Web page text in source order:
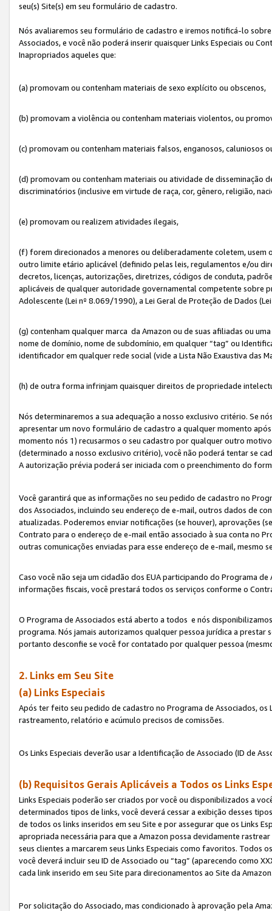
seu(s) Site(s) em seu formulário de cadastro.
Nós avaliaremos seu formulário de cadastro e iremos notificá-lo
Associados, e você não poderá inserir quaisquer Links Especiais ou
Inapropriados aqueles que:
(a) promovam ou contenham materiais de sexo explícito ou obscenos,
(b) promovam a violência ou contenham materiais violentos, ou
(c) promovam ou contenham materiais falsos, enganosos, caluniosos
(d) promovam ou contenham materiais ou atividade de disseminação
discriminatórios (inclusive em virtude de raça, cor, gênero, religião,
(e) promovam ou realizem atividades ilegais,
(f) forem direcionados a menores ou deliberadamente coletem, usem
outro limite etário aplicável (definido pelas leis, regulamentos e/ou
decretos, licenças, autorizações, diretrizes, códigos de conduta,
aplicáveis de qualquer autoridade governamental competente sobre
Adolescente (Lei nº 8.069/1990), a Lei Geral de Proteção de Dados
(g) contenham qualquer marca da Amazon ou de suas afiliadas ou
nome de domínio, nome de subdomínio, em qualquer “tag” ou
identificador em qualquer rede social (vide a Lista Não Exaustiva das
(h) de outra forma infrinjam quaisquer direitos de propriedade
Nós determinaremos a sua adequação a nosso exclusivo critério. Se
apresentar um novo formulário de cadastro a qualquer momento
momento nós 1) recusarmos o seu cadastro por qualquer outro
(determinado a nosso exclusivo critério), você não poderá tentar se
A autorização prévia poderá ser iniciada com o preenchimento do
Você garantirá que as informações no seu pedido de cadastro no
dos Associados, incluindo seu endereço de e-mail, outros dados de
atualizadas. Poderemos enviar notificações (se houver), aprovações
Contrato para o endereço de e-mail então associado à sua conta no
outras comunicações enviadas para esse endereço de e-mail,
Caso você não seja um cidadão dos EUA participando do Programa
informações fiscais, você prestará todos os serviços conforme o
O Programa de Associados está aberto a todos e nós
programa. Nós jamais autorizamos qualquer pessoa jurídica a
portanto desconfie se você for contatado por qualquer pessoa
2. Links em Seu Site
(a) Links Especiais
Após ter feito seu pedido de cadastro no Programa de Associados, os
rastreamento, relatório e acúmulo precisos de comissões.
Os Links Especiais deverão usar a Identificação de Associado (ID de
(b) Requisitos Gerais Aplicáveis a Todos os Links
Links Especiais poderão ser criados por você ou disponibilizados a
determinados tipos de links, você deverá cessar a exibição desses
de todos os links inseridos em seu Site e por assegurar que os Links
apropriada necessária para que a Amazon possa devidamente
seus clientes a marcarem seus Links Especiais como favoritos. Todos
você deverá incluir seu ID de Associado ou “tag” (aparecendo como
cada link inserido em seu Site para direcionamentos ao Site da
Por solicitação do Associado, mas condicionado à aprovação pela